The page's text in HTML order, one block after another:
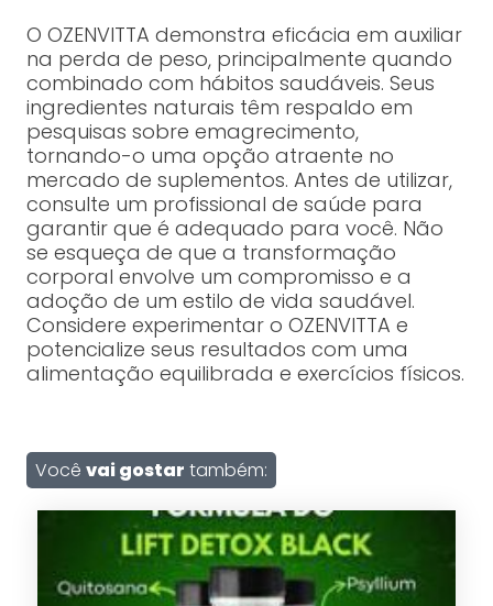
O OZENVITTA demonstra eficácia em auxiliar
na perda de peso, principalmente quando
combinado com hábitos saudáveis. Seus
ingredientes naturais têm respaldo em
pesquisas sobre emagrecimento,
tornando-o uma opção atraente no
mercado de suplementos. Antes de utilizar,
consulte um profissional de saúde para
garantir que é adequado para você. Não
se esqueça de que a transformação
corporal envolve um compromisso e a
adoção de um estilo de vida saudável.
Considere experimentar o OZENVITTA e
potencialize seus resultados com uma
alimentação equilibrada e exercícios físicos.
Você vai gostar também: